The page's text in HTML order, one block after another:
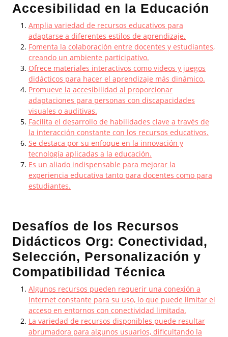
Accesibilidad en la Educación
Amplia variedad de recursos educativos para
adaptarse a diferentes estilos de aprendizaje.
Fomenta la colaboración entre docentes y estudiantes,
creando un ambiente participativo.
Ofrece materiales interactivos como videos y juegos
didácticos para hacer el aprendizaje más dinámico.
Promueve la accesibilidad al proporcionar
adaptaciones para personas con discapacidades
visuales o auditivas.
Facilita el desarrollo de habilidades clave a través de
la interacción constante con los recursos educativos.
Se destaca por su enfoque en la innovación y
tecnología aplicadas a la educación.
Es un aliado indispensable para mejorar la
experiencia educativa tanto para docentes como para
estudiantes.
Desafíos de los Recursos
Didácticos Org: Conectividad,
Selección, Personalización y
Compatibilidad Técnica
Algunos recursos pueden requerir una conexión a
Internet constante para su uso, lo que puede limitar el
acceso en entornos con conectividad limitada.
La variedad de recursos disponibles puede resultar
abrumadora para algunos usuarios, dificultando la